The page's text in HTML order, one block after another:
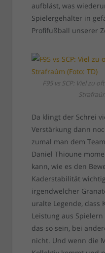
aufbläst, was
Spielergehälter in
Profifußball unserer
F95 vs SCP: Viel zu
Da klingt der Schrei
Verstärkung dann
zumal man dem
Daniel Thioune
kann, wie es den
Kaderstabilität
irgendwelcher
uralte Legende, dass
Leistung aus
das so sein, bei
nicht. Und wenn die